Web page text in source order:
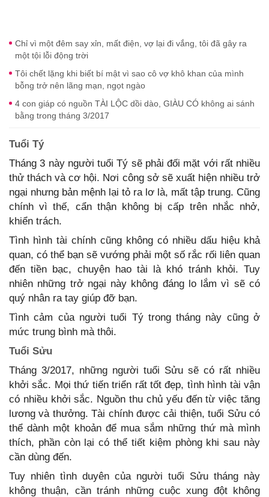
Chỉ vì một đêm say xỉn, mất điện, vợ lại đi vắng, tôi đã gây ra
một tội lỗi động trời
Tôi chết lặng khi biết bí mật vì sao cô vợ khô khan của mình
bỗng trở nên lãng mạn, ngọt ngào
4 con giáp có nguồn TÀI LỘC dồi dào, GIÀU CÓ không ai sánh
bằng trong tháng 3/2017
Tuổi Tý
Tháng 3 này người tuổi Tý sẽ phải đối mặt với rất nhiều
thử thách và cơ hội. Nơi công sở sẽ xuất hiện nhiều trở
ngại nhưng bản mệnh lại tỏ ra lơ là, mất tập trung. Cũng
chính vì thế, cẩn thận không bị cấp trên nhắc nhở,
khiển trách.
Tình hình tài chính cũng không có nhiều dấu hiệu khả
quan, có thể bạn sẽ vướng phải một số rắc rối liên quan
đến tiền bạc, chuyện hao tài là khó tránh khỏi. Tuy
nhiên những trở ngại này không đáng lo lắm vì sẽ có
quý nhân ra tay giúp đỡ bạn.
Tình cảm của người tuổi Tý trong tháng này cũng ở
mức trung bình mà thôi.
Tuổi Sửu
Tháng 3/2017, những người tuổi Sửu sẽ có rất nhiều
khởi sắc. Mọi thứ tiến triển rất tốt đẹp, tình hình tài vận
có nhiều khởi sắc. Nguồn thu chủ yếu đến từ việc tăng
lương và thưởng. Tài chính được cải thiện, tuổi Sửu có
thể dành một khoản để mua sắm những thứ mà mình
thích, phần còn lại có thể tiết kiệm phòng khi sau này
cần dùng đến.
Tuy nhiên tình duyên của người tuổi Sửu tháng này
không thuận, cần tránh những cuộc xung đột không